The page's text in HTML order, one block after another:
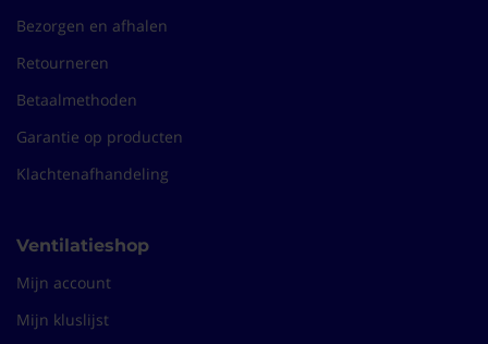
Bezorgen en afhalen
Retourneren
Betaalmethoden
Garantie op producten
Klachtenafhandeling
Ventilatieshop
Mijn account
Mijn kluslijst